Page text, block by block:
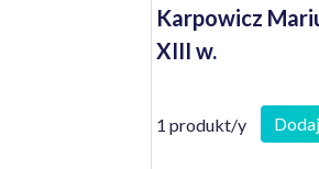
Karpowicz
XIII w.
1 produkt/y